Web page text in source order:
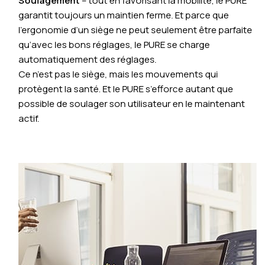
garantit toujours un maintien ferme. Et parce que
l’ergonomie d’un siège ne peut seulement être parfaite
qu’avec les bons réglages, le PURE se charge
automatiquement des réglages.
Ce n’est pas le siège, mais les mouvements qui
protègent la santé. Et le PURE s’efforce autant que
possible de soulager son utilisateur en le maintenant
actif.